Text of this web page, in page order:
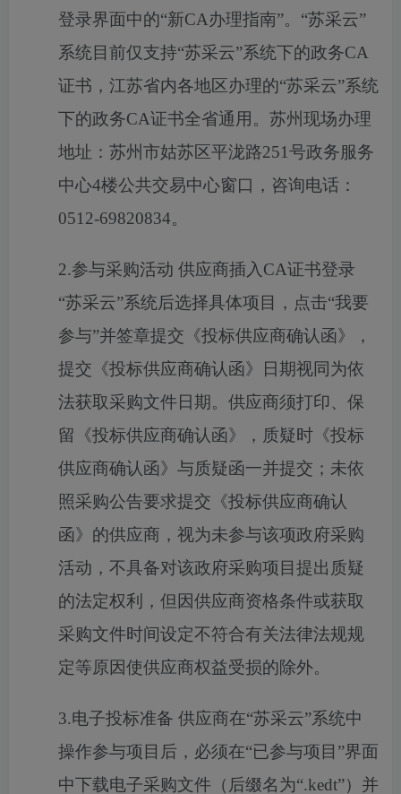
登录界面中的“新CA办理指南”。“苏采云”
系统目前仅支持“苏采云”系统下的政务CA
证书，江苏省内各地区办理的“苏采云”系统
下的政务CA证书全省通用。苏州现场办理
地址：苏州市姑苏区平泷路251号政务服务
中心4楼公共交易中心窗口，咨询电话：
0512-69820834。
2.参与采购活动 供应商插入CA证书登录
“苏采云”系统后选择具体项目，点击“我要
参与”并签章提交《投标供应商确认函》，
提交《投标供应商确认函》日期视同为依
法获取采购文件日期。供应商须打印、保
留《投标供应商确认函》，质疑时《投标
供应商确认函》与质疑函一并提交；未依
照采购公告要求提交《投标供应商确认
函》的供应商，视为未参与该项政府采购
活动，不具备对该政府采购项目提出质疑
的法定权利，但因供应商资格条件或获取
采购文件时间设定不符合有关法律法规规
定等原因使供应商权益受损的除外。
3.电子投标准备 供应商在“苏采云”系统中
操作参与项目后，必须在“已参与项目”界面
中下载电子采购文件（后缀名为“.kedt”）并